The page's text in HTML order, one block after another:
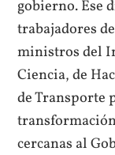
gobierno. Ese
trabajadores
ministros del
Ciencia, de
de Transporte
cercanas al